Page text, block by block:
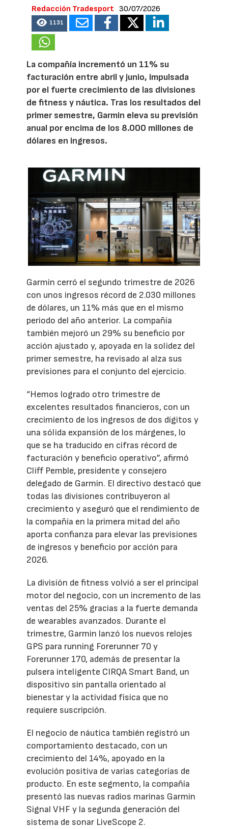
Redacción Tradesport 30/07/2026
1131
La compañía incrementó un 11% su
facturación entre abril y junio, impulsada
por el fuerte crecimiento de las divisiones
de fitness y náutica. Tras los resultados del
primer semestre, Garmin eleva su previsión
anual por encima de los 8.000 millones de
dólares en ingresos.
Garmin cerró el segundo trimestre de 2026
con unos ingresos récord de 2.030 millones
de dólares, un 11% más que en el mismo
periodo del año anterior. La compañía
también mejoró un 29% su beneficio por
acción ajustado y, apoyada en la solidez del
primer semestre, ha revisado al alza sus
previsiones para el conjunto del ejercicio.
“Hemos logrado otro trimestre de
excelentes resultados financieros, con un
crecimiento de los ingresos de dos dígitos y
una sólida expansión de los márgenes, lo
que se ha traducido en cifras récord de
facturación y beneficio operativo”, afirmó
Cliff Pemble, presidente y consejero
delegado de Garmin. El directivo destacó que
todas las divisiones contribuyeron al
crecimiento y aseguró que el rendimiento de
la compañía en la primera mitad del año
aporta confianza para elevar las previsiones
de ingresos y beneficio por acción para
2026.
La división de fitness volvió a ser el principal
motor del negocio, con un incremento de las
ventas del 25% gracias a la fuerte demanda
de wearables avanzados. Durante el
trimestre, Garmin lanzó los nuevos relojes
GPS para running Forerunner 70 y
Forerunner 170, además de presentar la
pulsera inteligente CIRQA Smart Band, un
dispositivo sin pantalla orientado al
bienestar y la actividad física que no
requiere suscripción.
El negocio de náutica también registró un
comportamiento destacado, con un
crecimiento del 14%, apoyado en la
evolución positiva de varias categorías de
producto. En este segmento, la compañía
presentó las nuevas radios marinas Garmin
Signal VHF y la segunda generación del
sistema de sonar LiveScope 2.